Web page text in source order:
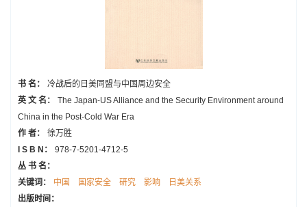
书 名：
冷战后的日美同盟与中国周边安全
英 文 名：
The Japan-US Alliance and the Security Environment around
China in the Post-Cold War Era
作 者：
徐万胜
I S B N：
978-7-5201-4712-5
丛 书 名：
关键词：
中国 国家安全 研究 影响
日美关系
出版时间：